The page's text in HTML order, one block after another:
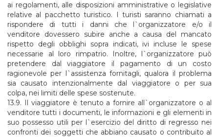
ai regolamenti, alle disposizioni amministrative o legislative
relative al pacchetto turistico. I turisti saranno chiamati a
rispondere di tutti i danni che l`organizzatore e/o il
venditore dovessero subire anche a causa del mancato
rispetto degli obblighi sopra indicati, ivi incluse le spese
necessarie al loro rimpatrio. Inoltre, l`organizzatore può
pretendere dal viaggiatore il pagamento di un costo
ragionevole per l`assistenza fornitagli, qualora il problema
sia causato intenzionalmente dal viaggiatore o per sua
colpa, nei limiti delle spese sostenute.
13.9. Il viaggiatore è tenuto a fornire all`organizzatore o al
venditore tutti i documenti, le informazioni e gli elementi in
suo possesso utili per l`esercizio del diritto di regresso nei
confronti dei soggetti che abbiano causato o contribuito al